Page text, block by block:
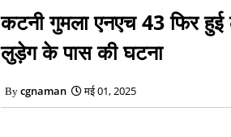
कटनी गुमला एनएच 43 फिर
लुड़ेग के पास की घटना
cgnaman मई 01, 2025